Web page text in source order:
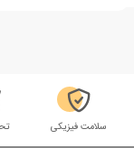
سلامت فیزیکی